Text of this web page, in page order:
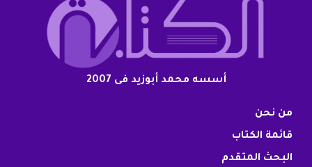
أسسه محمد أبوزيد فى 2007
من نحن
قائمة الكتاب
البحث المتقدم